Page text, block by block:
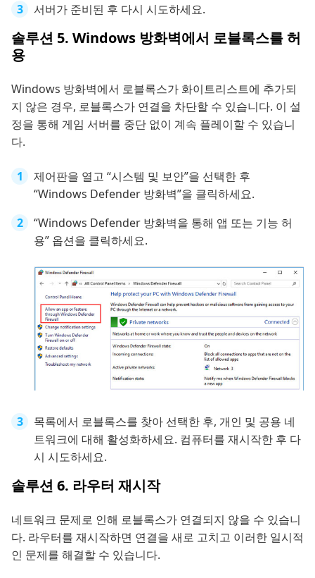
서버가 준비된 후 다시 시도하세요.
솔루션 5. Windows 방화벽에서 로블록스를 허
용
Windows 방화벽에서 로블록스가 화이트리스트에 추가되
지 않은 경우, 로블록스가 연결을 차단할 수 있습니다. 이 설
정을 통해 게임 서버를 중단 없이 계속 플레이할 수 있습니
다.
제어판을 열고 “시스템 및 보안”을 선택한 후
“Windows Defender 방화벽”을 클릭하세요.
“Windows Defender 방화벽을 통해 앱 또는 기능 허
용” 옵션을 클릭하세요.
목록에서 로블록스를 찾아 선택한 후, 개인 및 공용 네
트워크에 대해 활성화하세요. 컴퓨터를 재시작한 후 다
시 시도하세요.
솔루션 6. 라우터 재시작
네트워크 문제로 인해 로블록스가 연결되지 않을 수 있습니
다. 라우터를 재시작하면 연결을 새로 고치고 이러한 일시적
인 문제를 해결할 수 있습니다.